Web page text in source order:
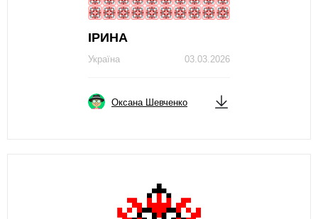
ІРИНА
03.03.2026
Україна
Оксана Шевченко